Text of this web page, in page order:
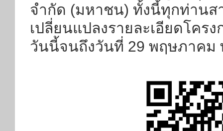
จำกัด (มหาชน) ทั้งนี้ทุกท่านส
เปลี่ยนแปลงรายละเอียดโคร
วันนี้จนถึงวันที่ 29 พฤษภาคม